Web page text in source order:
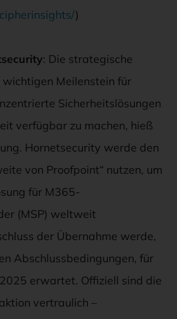
)
: Die strategische
Meilenstein für
Sicherheitslösungen
verfügbar zu machen, hieß
Hornetsecurity werde den
von Proofpoint“ nutzen, um
für M365-
(MSP) weltweit
der Übernahme werde,
Abschlussbedingungen, für
erwartet. Offiziell sind die
vertraulich –